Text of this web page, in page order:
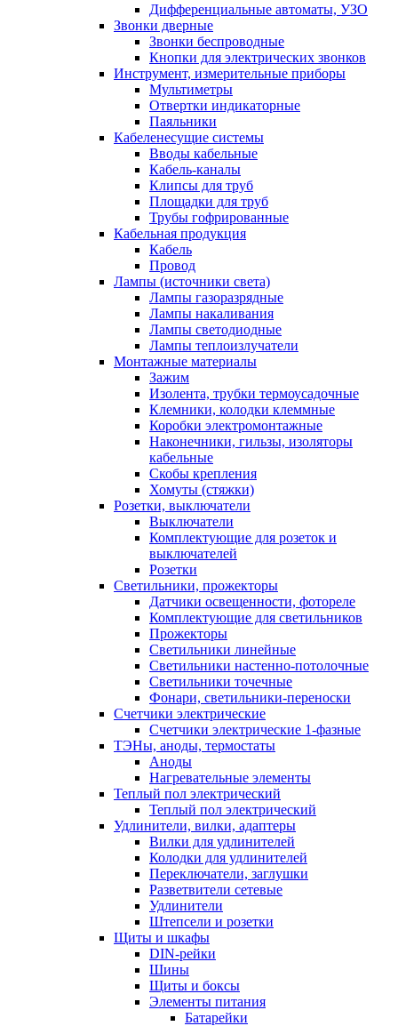
Дифференциальные автоматы, УЗО
Звонки дверные
Звонки беспроводные
Кнопки для электрических звонков
Инструмент, измерительные приборы
Мультиметры
Отвертки индикаторные
Паяльники
Кабеленесущие системы
Вводы кабельные
Кабель-каналы
Клипсы для труб
Площадки для труб
Трубы гофрированные
Кабельная продукция
Кабель
Провод
Лампы (источники света)
Лампы газоразрядные
Лампы накаливания
Лампы светодиодные
Лампы теплоизлучатели
Монтажные материалы
Зажим
Изолента, трубки термоусадочные
Клемники, колодки клеммные
Коробки электромонтажные
Наконечники, гильзы, изоляторы
кабельные
Скобы крепления
Хомуты (стяжки)
Розетки, выключатели
Выключатели
Комплектующие для розеток и
выключателей
Розетки
Светильники, прожекторы
Датчики освещенности, фотореле
Комплектующие для светильников
Прожекторы
Светильники линейные
Светильники настенно-потолочные
Светильники точечные
Фонари, светильники-переноски
Счетчики электрические
Счетчики электрические 1-фазные
ТЭНы, аноды, термостаты
Аноды
Нагревательные элементы
Теплый пол электрический
Теплый пол электрический
Удлинители, вилки, адаптеры
Вилки для удлинителей
Колодки для удлинителей
Переключатели, заглушки
Разветвители сетевые
Удлинители
Штепсели и розетки
Щиты и шкафы
DIN-рейки
Шины
Щиты и боксы
Элементы питания
Батарейки